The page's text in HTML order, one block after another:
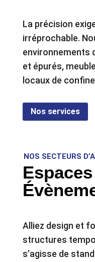
La précision
irréprochable.
environnements
et épurés,
locaux de
Nos services
NOS SECTEURS
Alliez design et
structures
s’agisse de